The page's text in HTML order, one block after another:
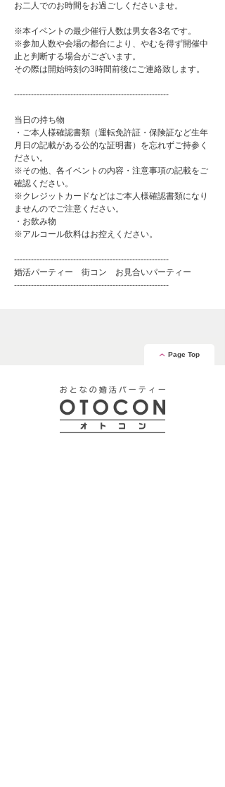
お二人でのお時間をお過ごしくださいませ。
※本イベントの最少催行人数は男女各3名です。
※参加人数や会場の都合により、やむを得ず開催中
止と判断する場合がございます。
その際は開始時刻の3時間前後にご連絡致します。
-------------------------------------------------------
当日の持ち物
・ご本人様確認書類（運転免許証・保険証など生年
月日の記載がある公的な証明書）を忘れずご持参く
ださい。
※その他、各イベントの内容・注意事項の記載をご
確認ください。
※クレジットカードなどはご本人様確認書類になり
ませんのでご注意ください。
・お飲み物
※アルコール飲料はお控えください。
-------------------------------------------------------
婚活パーティー 街コン お見合いパーティー
-------------------------------------------------------
Page Top